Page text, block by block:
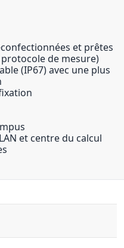
et prêtes
de mesure)
(IP67) avec une plus
et centre du calcul